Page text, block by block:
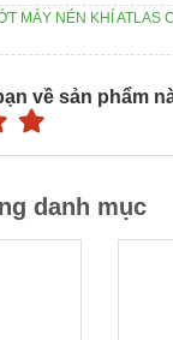
MÁY NÉN KHÍ ATLAS
về sản phẩm
danh mục